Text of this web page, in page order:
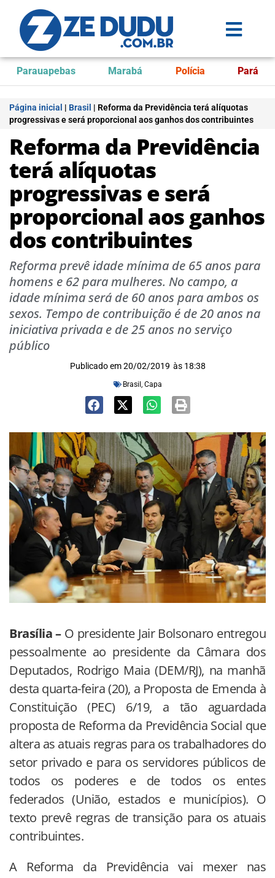
Parauapebas Marabá Polícia Pará
Página inicial | Brasil | Reforma da Previdência terá alíquotas
progressivas e será proporcional aos ganhos dos contribuintes
Reforma da Previdência
terá alíquotas
progressivas e será
proporcional aos ganhos
dos contribuintes
Reforma prevê idade mínima de 65 anos para
homens e 62 para mulheres. No campo, a
idade mínima será de 60 anos para ambos os
sexos. Tempo de contribuição é de 20 anos na
iniciativa privada e de 25 anos no serviço
público
Publicado em 20/02/2019 às 18:38
Brasil , Capa
Brasília –O presidente Jair Bolsonaro entregou
pessoalmente ao presidente da Câmara dos
Deputados, Rodrigo Maia (DEM/RJ), na manhã
desta quarta-feira (20), a Proposta de Emenda à
Constituição (PEC) 6/19, a tão aguardada
proposta de Reforma da Previdência Social que
altera as atuais regras para os trabalhadores do
setor privado e para os servidores públicos de
todos os poderes e de todos os entes
federados (União, estados e municípios). O
texto prevê regras de transição para os atuais
contribuintes.
A Reforma da Previdência vai mexer nas